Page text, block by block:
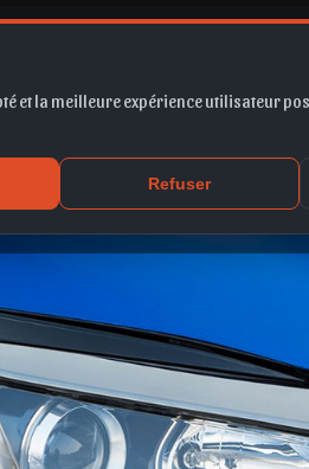
et la meilleure expérience utilisateur
Refuser